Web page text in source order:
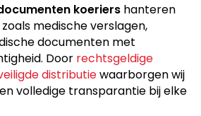
koeriers hanteren
medische verslagen,
documenten met
Door rechtsgeldige
distributiewaarborgen wij
volledige transparantie bij elke